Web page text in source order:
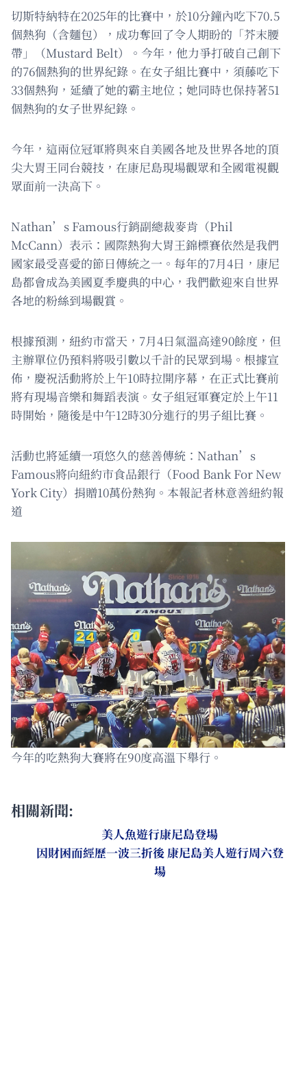
切斯特納特在2025年的比賽中，於10分鐘內吃下70.5
個熱狗（含麵包），成功奪回了令人期盼的「芥末腰
帶」（Mustard Belt）。今年，他力爭打破自己創下
的76個熱狗的世界紀錄。在女子組比賽中，須藤吃下
33個熱狗，延續了她的霸主地位；她同時也保持著51
個熱狗的女子世界紀錄。
今年，這兩位冠軍將與來自美國各地及世界各地的頂
尖大胃王同台競技，在康尼島現場觀眾和全國電視觀
眾面前一決高下。
Nathan’s Famous行銷副總裁麥肯（Phil
McCann）表示：國際熱狗大胃王錦標賽依然是我們
國家最受喜愛的節日傳統之一。每年的7月4日，康尼
島都會成為美國夏季慶典的中心，我們歡迎來自世界
各地的粉絲到場觀賞。
根據預測，紐約市當天，7月4日氣溫高達90餘度，但
主辦單位仍預料將吸引數以千計的民眾到場。根據宣
佈，慶祝活動將於上午10時拉開序幕，在正式比賽前
將有現場音樂和舞蹈表演。女子組冠軍賽定於上午11
時開始，隨後是中午12時30分進行的男子組比賽。
活動也將延續一項悠久的慈善傳統：Nathan’s
Famous將向紐約市食品銀行（Food Bank For New
York City）捐贈10萬份熱狗。本報記者林意善紐約報
道
今年的吃熱狗大賽將在90度高溫下舉行。
相關新聞:
美人魚遊行康尼島登場
因財困而經歷一波三折後 康尼島美人遊行周六登
場